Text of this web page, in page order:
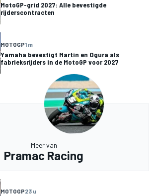
MotoGP-grid 2027: Alle bevestigde
rijderscontracten
MOTOGP1 m
Yamaha bevestigt Martin en Ogura als
fabrieksrijders in de MotoGP voor 2027
Meer van
Pramac Racing
MOTOGP23 u